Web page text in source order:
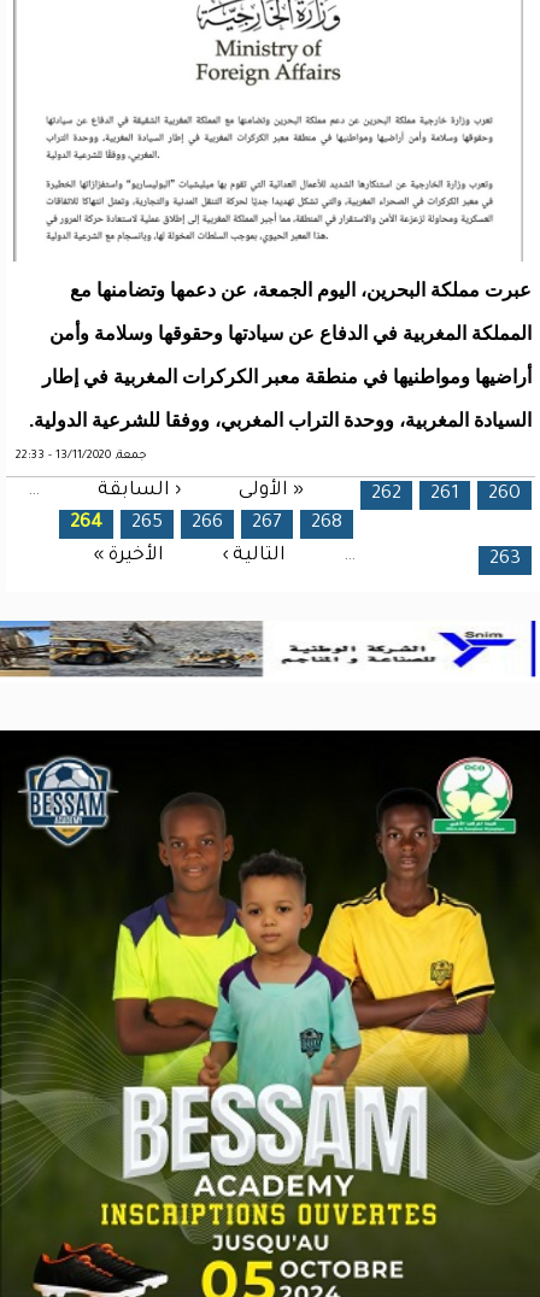
عبرت مملكة البحرين، اليوم الجمعة، عن دعمها وتضامنها مع
المملكة المغربية في الدفاع عن سيادتها وحقوقها وسلامة وأمن
أراضيها ومواطنيها في منطقة معبر الكركرات المغربية في إطار
السيادة المغربية، ووحدة التراب المغربي، ووفقا للشرعية الدولية.
جمعة, 13/11/2020 - 22:33
الصفحات « الأولى ‹ السابقة … 260
261
262
263
264 265 266 267
268
…
التالية › الأخيرة »